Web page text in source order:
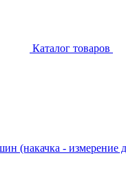
Каталог товаров
(накачка - измерение